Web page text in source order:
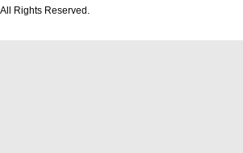
Rights Reserved.